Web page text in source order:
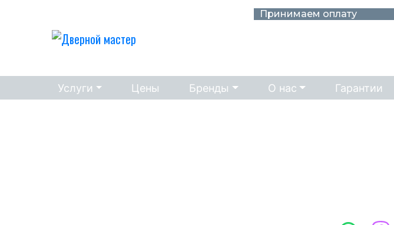
Принимаем оплату
Услуги Цены Бренды О нас Гарантии